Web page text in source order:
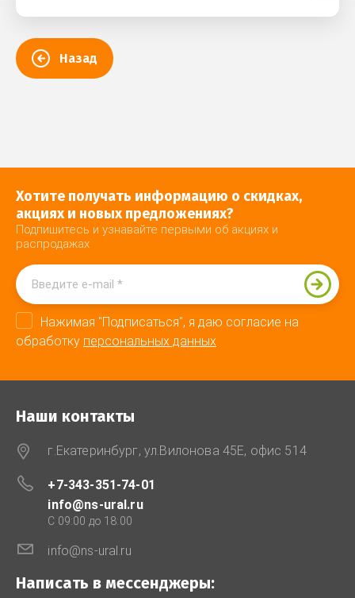
Назад
Хотите получать информацию о скидках,
акциях и новых предложениях?
Подпишитесь и узнавайте первыми об акциях и
распродажах
Нажимая "Подписаться", я даю согласие на
обработку персональных данных
Наши контакты
г.Екатеринбург, ул.Вилонова 45Е, офис 514
+7-343-351-74-01
info@ns-ural.ru
C 09:00 до 18:00
info@ns-ural.ru
Написать в мессенджеры: